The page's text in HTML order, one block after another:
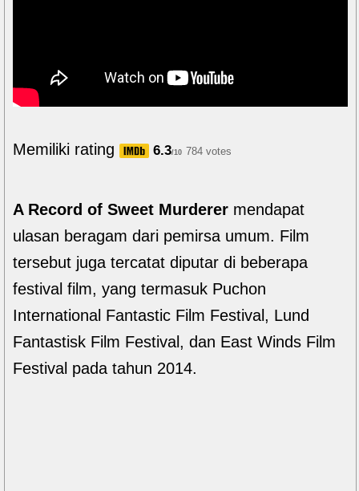
Memiliki rating 6.3/10 784 votes
A Record of Sweet Murderer mendapat
ulasan beragam dari pemirsa umum. Film
tersebut juga tercatat diputar di beberapa
festival film, yang termasuk Puchon
International Fantastic Film Festival, Lund
Fantastisk Film Festival, dan East Winds Film
Festival pada tahun 2014.